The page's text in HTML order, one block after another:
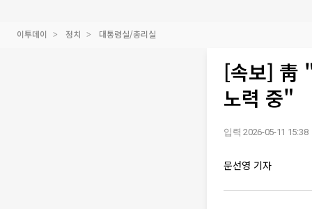
이투데이 정치 대통령실/총리실
[속보] 靑
노력 중"
입력 2026-05-11 15:38
문선영 기자